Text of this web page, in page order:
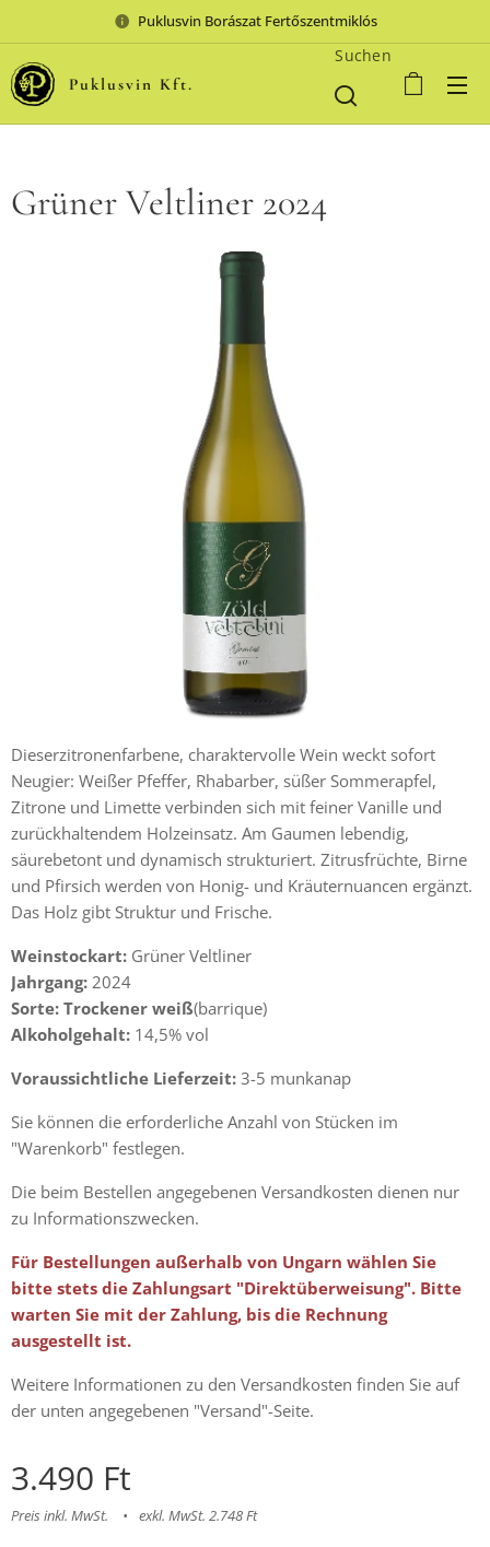
Puklusvin Borászat Fertőszentmiklós
Puklusvin Kft.
Suchen
Grüner Veltliner 2024
Dieserzitronenfarbene, charaktervolle Wein weckt sofort
Neugier: Weißer Pfeffer, Rhabarber, süßer Sommerapfel,
Zitrone und Limette verbinden sich mit feiner Vanille und
zurückhaltendem Holzeinsatz. Am Gaumen lebendig,
säurebetont und dynamisch strukturiert. Zitrusfrüchte, Birne
und Pfirsich werden von Honig- und Kräuternuancen ergänzt.
Das Holz gibt Struktur und Frische.
Weinstockart: Grüner Veltliner
Jahrgang: 2024
Sorte: Trockener weiß(barrique)
Alkoholgehalt: 14,5% vol
Voraussichtliche Lieferzeit: 3-5 munkanap
Sie können die erforderliche Anzahl von Stücken im
"Warenkorb" festlegen.
Die beim Bestellen angegebenen Versandkosten dienen nur
zu Informationszwecken.
Für Bestellungen außerhalb von Ungarn wählen Sie
bitte stets die Zahlungsart "Direktüberweisung". Bitte
warten Sie mit der Zahlung, bis die Rechnung
ausgestellt ist.
Weitere Informationen zu den Versandkosten finden Sie auf
der unten angegebenen "Versand"-Seite.
3.490 Ft
Preis inkl. MwSt. exkl. MwSt. 2.748 Ft